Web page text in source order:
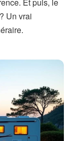
Et puis, le
Un vrai